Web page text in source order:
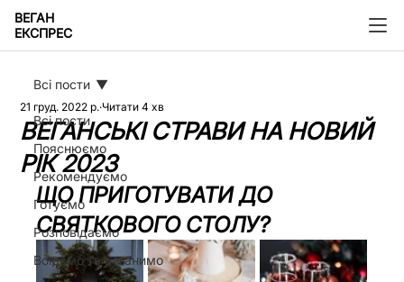
ВЕГАН
ЕКСПРЕС
Всі пости
Пояснюємо
Рекомендуємо
Готуємо
Розповідаємо
Воюємо та веганимо
Всі пости
ВЕГАНСЬКІ СТРАВИ НА НОВИЙ
РІК 2023
21 груд. 2022 р. Читати 4 хв
ЩО ПРИГОТУВАТИ ДО
СВЯТКОВОГО СТОЛУ?